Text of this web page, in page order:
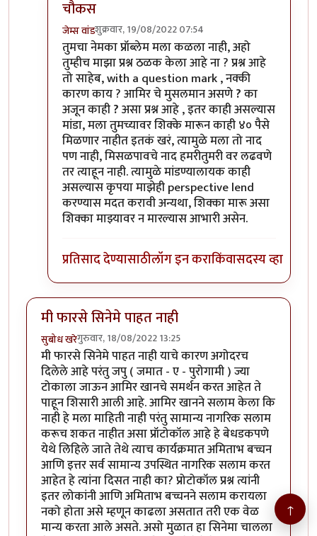
चौकस
जेम्स वांडशुक्रवार, 19/08/2022 07:54
In reply toआमिरचे मुसलमान असणे ? का अजून
तुमचा नेमका प्रॉब्लेम मला कळला नाही, अहो
तुम्हीच माझा प्रश्न ठळक केला आहे ना ? प्रश्न आहे
तो साहेब, with a question mark , नक्की
कारण काय ? आमिर चे मुसलमान असणे?का
अजून काही?असा प्रश्न आहे , इतर काही असल्यास
मांडा, मला तुमच्यावर शिक्के मारून काही ४० पैसे
मिळणार नाहीत इतकं खरं, त्यामुळे मला तो नाद
पण नाही, मिसळपावचे नाद हमरीतुमरी वर लढवणे
तर त्याहून नाही. त्यामुळे मांडण्यालायक काही
असल्यास कृपया माझेही perspective lend
करण्यास मदत करावी अन्यथा, शिक्का मारू असा
शिक्का माझ्यावर न मारल्यास आभारी असेन.
प्रतिसाद देण्यासाठीलॉग इन कराकिंवासदस्य व्हा
मी फारसे सिनेमे पाहत नाही
सुबोध खरेगुरुवार, 18/08/2022 13:25
मी फारसे सिनेमे पाहत नाही याचे कारण अगोदरच
दिलेले आहे परंतु जपु ( जमात - ए - पुरोगामी ) ज्या
टोकाला जाऊन आमिर खानचे समर्थन करत आहेत ते
पाहून शिसारी आली आहे. आमिर खानने सलाम केला कि
नाही हे मला माहिती नाही परंतु सामान्य नागरिक सलाम
करूच शकत नाहीत असा प्रॉटोकॉल आहे हे बेधडकपणे
येथे लिहिले जाते तेथे त्याच कार्यक्रमात अमिताभ बच्चन
आणि इत्तर सर्व सामान्य उपस्थित नागरिक सलाम करत
आहेत हे त्यांना दिसत नाही का? प्रोटोकॉल प्रश्न त्यांनी
इतर लोकांनी आणि अमिताभ बच्चनने सलाम करायला
नको होता असे म्हणून काढला असतात तरी एक वेळ
मान्य करता आले असते. असो मुळात हा सिनेमा चालला
↑